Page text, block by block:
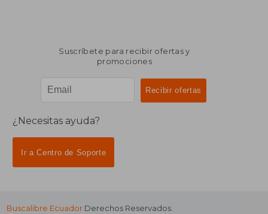
Suscríbete para recibir ofertas y
promociones
¿Necesitas ayuda?
Ir a Centro de Soporte
Buscalibre Ecuador Derechos Reservados.